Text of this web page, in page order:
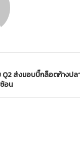
Q2 ส่งมอบบิ๊กล็อตก้างปล
อน